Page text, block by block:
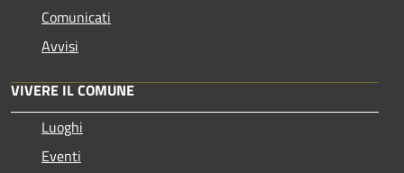
Comunicati
Avvisi
VIVERE IL COMUNE
Luoghi
Eventi